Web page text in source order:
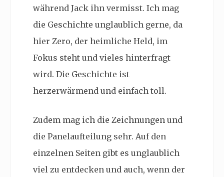
während Jack ihn vermisst. Ich mag
die Geschichte unglaublich gerne, da
hier Zero, der heimliche Held, im
Fokus steht und vieles hinterfragt
wird. Die Geschichte ist
herzerwärmend und einfach toll.
Zudem mag ich die Zeichnungen und
die Panelaufteilung sehr. Auf den
einzelnen Seiten gibt es unglaublich
viel zu entdecken und auch, wenn der